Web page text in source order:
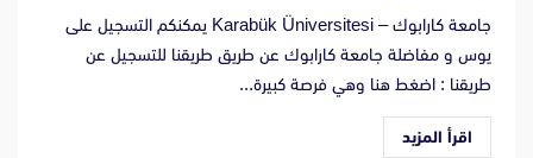
جامعة كارابوك – Karabük Üniversitesi يمكنكم التسجيل على
يوس و مفاضلة جامعة كارابوك عن طريق طريقنا للتسجيل عن
طريقنا : اضغط هنا وهي فرصة كبيرة...
اقرأ المزيد